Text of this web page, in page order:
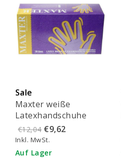
Sale
Maxter weiße
Latexhandschuhe
puderfrei - S (100
Stück)
€12,04 €9,62
Inkl. MwSt.
Auf Lager